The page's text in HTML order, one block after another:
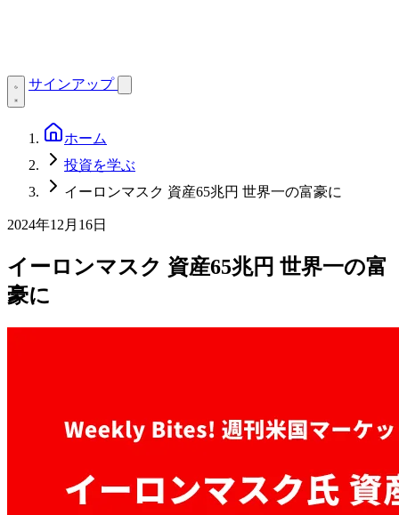
サインアップ
ホーム
投資を学ぶ
イーロンマスク 資産65兆円 世界一の富豪に
2024年12月16日
イーロンマスク 資産65兆円 世界一の富
豪に